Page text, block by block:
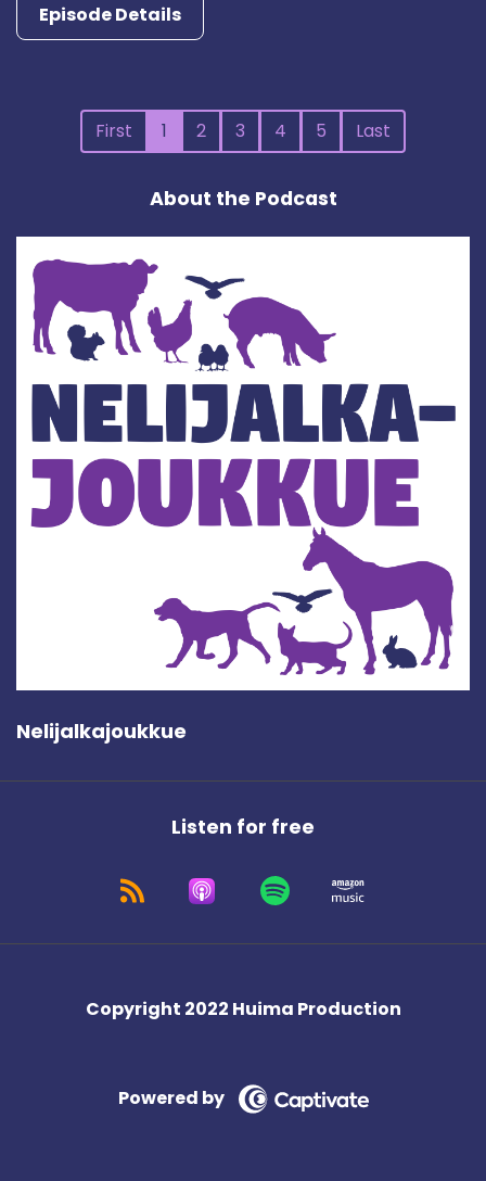
Episode Details
First 1 2 3 4 5 Last
About the Podcast
Nelijalkajoukkue
Listen for free
Copyright 2022 Huima Production
Powered by